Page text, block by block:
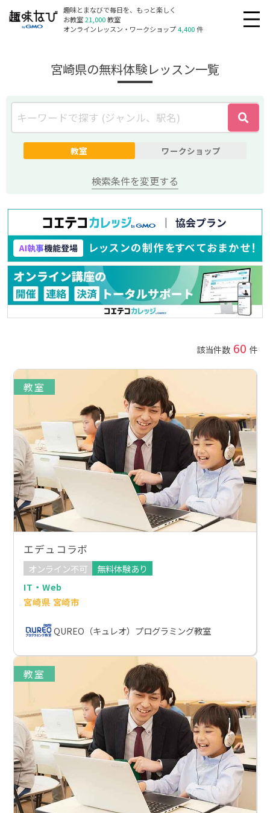
趣味とまなびで毎日を、もっと楽しく
お教室21,000教室
オンラインレッスン・ワークショップ4,400件
宮崎県の無料体験レッスン一覧
教室 ワークショップ
検索条件を変更する
該当件数 60 件
教室
エデュコラボ
オンライン不可
無料体験あり
IT・Web
宮崎県 宮崎市
QUREO（キュレオ）プログラミング教室
教室